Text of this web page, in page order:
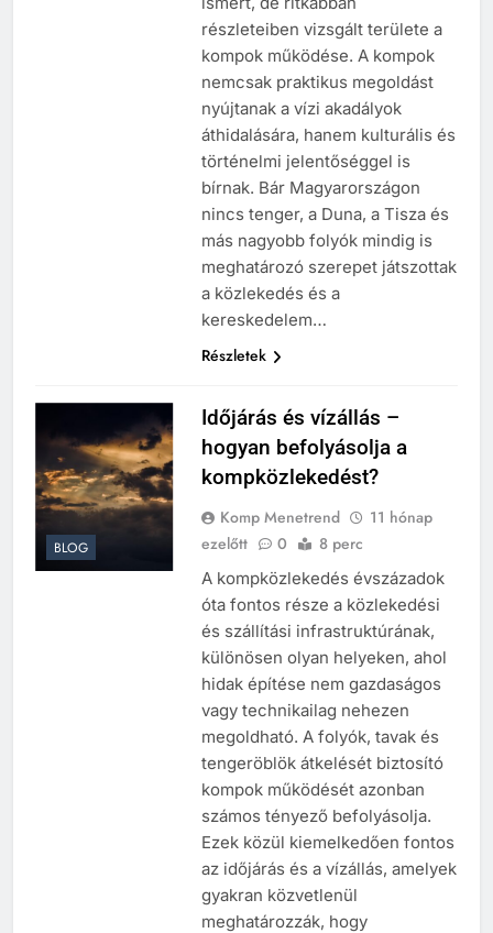
részleteiben vizsgált területe a
kompok működése. A kompok
nemcsak praktikus megoldást
nyújtanak a vízi akadályok
áthidalására, hanem kulturális és
történelmi jelentőséggel is
bírnak. Bár Magyarországon
nincs tenger, a Duna, a Tisza és
más nagyobb folyók mindig is
meghatározó szerepet játszottak
a közlekedés és a
kereskedelem…
Részletek
BLOG
Időjárás és vízállás –
hogyan befolyásolja a
kompközlekedést?
Komp Menetrend
11 hónap
ezelőtt
0 8 perc
A kompközlekedés évszázadok
óta fontos része a közlekedési
és szállítási infrastruktúrának,
különösen olyan helyeken, ahol
hidak építése nem gazdaságos
vagy technikailag nehezen
megoldható. A folyók, tavak és
tengeröblök átkelését biztosító
kompok működését azonban
számos tényező befolyásolja.
Ezek közül kiemelkedően fontos
az időjárás és a vízállás, amelyek
gyakran közvetlenül
meghatározzák, hogy